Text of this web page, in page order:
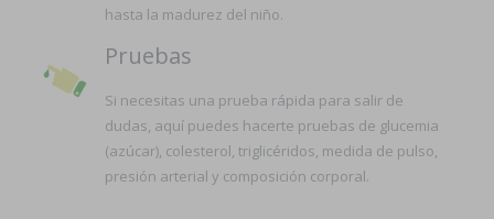
hasta la madurez del niño.
Pruebas
Si necesitas una prueba rápida para salir de
dudas, aquí puedes hacerte pruebas de glucemia
(azúcar), colesterol, triglicéridos, medida de pulso,
presión arterial y composición corporal.